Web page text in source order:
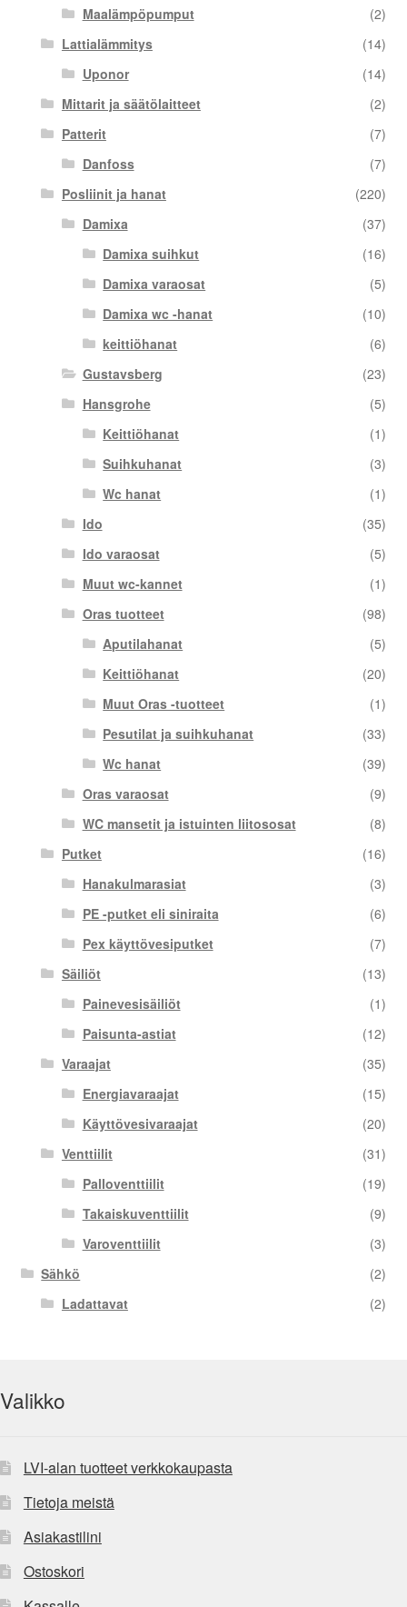
Maalämpöpumput
(2)
Lattialämmitys
(14)
Uponor
(14)
Mittarit ja säätölaitteet
(2)
Patterit
(7)
Danfoss
(7)
Posliinit ja hanat
(220)
Damixa
(37)
Damixa suihkut
(16)
Damixa varaosat
(5)
Damixa wc -hanat
(10)
keittiöhanat
(6)
Gustavsberg
(23)
Hansgrohe
(5)
Keittiöhanat
(1)
Suihkuhanat
(3)
Wc hanat
(1)
Ido
(35)
Ido varaosat
(5)
Muut wc-kannet
(1)
Oras tuotteet
(98)
Aputilahanat
(5)
Keittiöhanat
(20)
Muut Oras -tuotteet
(1)
Pesutilat ja suihkuhanat
(33)
Wc hanat
(39)
Oras varaosat
(9)
WC mansetit ja istuinten liitososat
(8)
Putket
(16)
Hanakulmarasiat
(3)
PE -putket eli siniraita
(6)
Pex käyttövesiputket
(7)
Säiliöt
(13)
Painevesisäiliöt
(1)
Paisunta-astiat
(12)
Varaajat
(35)
Energiavaraajat
(15)
Käyttövesivaraajat
(20)
Venttiilit
(31)
Palloventtiilit
(19)
Takaiskuventtiilit
(9)
Varoventtiilit
(3)
Sähkö
(2)
Ladattavat
(2)
Valikko
LVI-alan tuotteet verkkokaupasta
Tietoja meistä
Asiakastilini
Ostoskori